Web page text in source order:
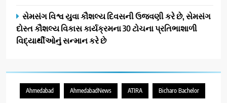
સેમસંગ વિશ્વ યુવા કૌશલ્ય દિવસની ઉજવણી કરે છે, સેમસંગ
દોસ્ત કૌશલ્ય વિકાસ કાર્યક્રમના 30 ટોચના પ્રતિભાશાળી
વિદ્યાર્થીઓનું સન્માન કરે છે
Ahmedabad AhmedabadNews ATIRA Bicharo Bachelor